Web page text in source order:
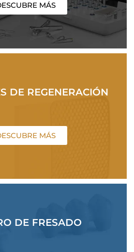
MÁS
DE REGENERACIÓN
MÁS
DE FRESADO